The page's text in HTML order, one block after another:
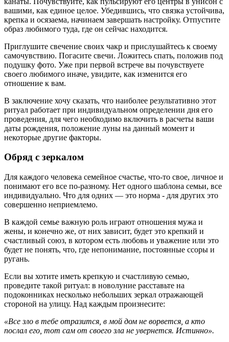
вашими, как единое целое. Убедившись, что связка устойчива,
крепка и осязаема, начинаем завершать настройку. Отпустите
образ любимого туда, где он сейчас находится.
Приглушите свечение своих чакр и прислушайтесь к своему
самочувствию. Погасите свечи. Ложитесь спать, положив под
подушку фото. Уже при первой встрече вы почувствуете
своего любимого иначе, увидите, как изменится его
отношение к вам.
В заключение хочу сказать, что наиболее результативно этот
ритуал работает при индивидуальном определении дня его
проведения, для чего необходимо включить в расчеты ваши
даты рождения, положение луны на данный момент и
некоторые другие факторы.
Обряд с зеркалом
Для каждого человека семейное счастье, что-то свое, личное и
понимают его все по-разному. Нет одного шаблона семьи, все
индивидуально. Что для одних — это норма - для других это
совершенно неприемлемо.
В каждой семье важную роль играют отношения мужа и
жены, и конечно же, от них зависит, будет это крепкий и
счастливый союз, в котором есть любовь и уважение или это
будет не понять, что, где непонимание, постоянные ссоры и
ругань.
Если вы хотите иметь крепкую и счастливую семью,
проведите такой ритуал: в новолуние расставьте на
подоконниках несколько небольших зеркал отражающей
стороной на улицу. Над каждым произнесите:
«Все зло в тебе отразится, в мой дом не ворвется, а кто
послал его, тот сам от своего зла не увернется. Истинно».